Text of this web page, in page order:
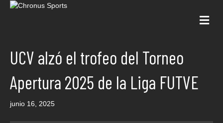
UCV alzó el trofeo del Torneo
Apertura 2025 de la Liga FUTVE
junio 16, 2025